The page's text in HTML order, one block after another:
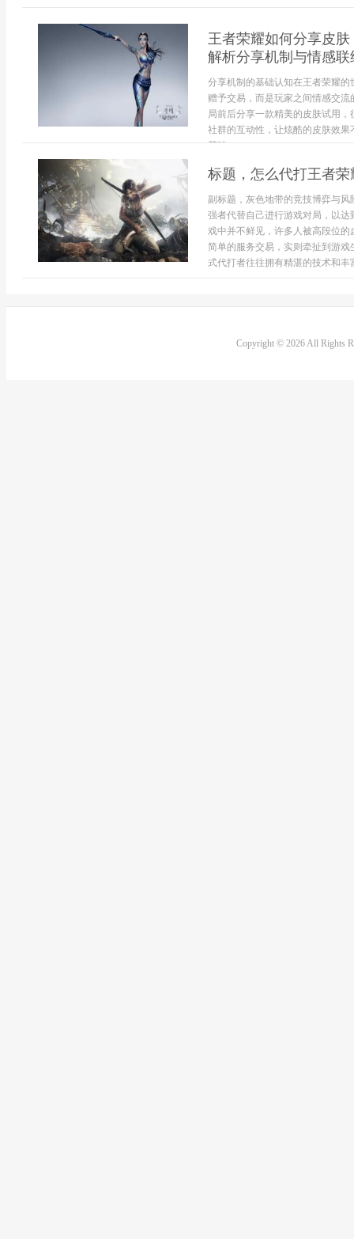
王者荣耀如何分享皮
解析分享机制与情感联
分享机制的基础认知在王者荣耀
赠予交易，而是玩家之间情感交
局前后分享一款精美的皮肤试用
社群的互动性，让炫酷的皮肤效
基础...
标题，怎么代打王者
副标题，灰色地带的竞技博弈与
强者代替自己进行游戏对局，以
戏中并不鲜见，许多人被高段位
简单的服务交易，实则牵扯到游
式代打者往往拥有精湛的技术和丰
Copyright © 2026 All Rights